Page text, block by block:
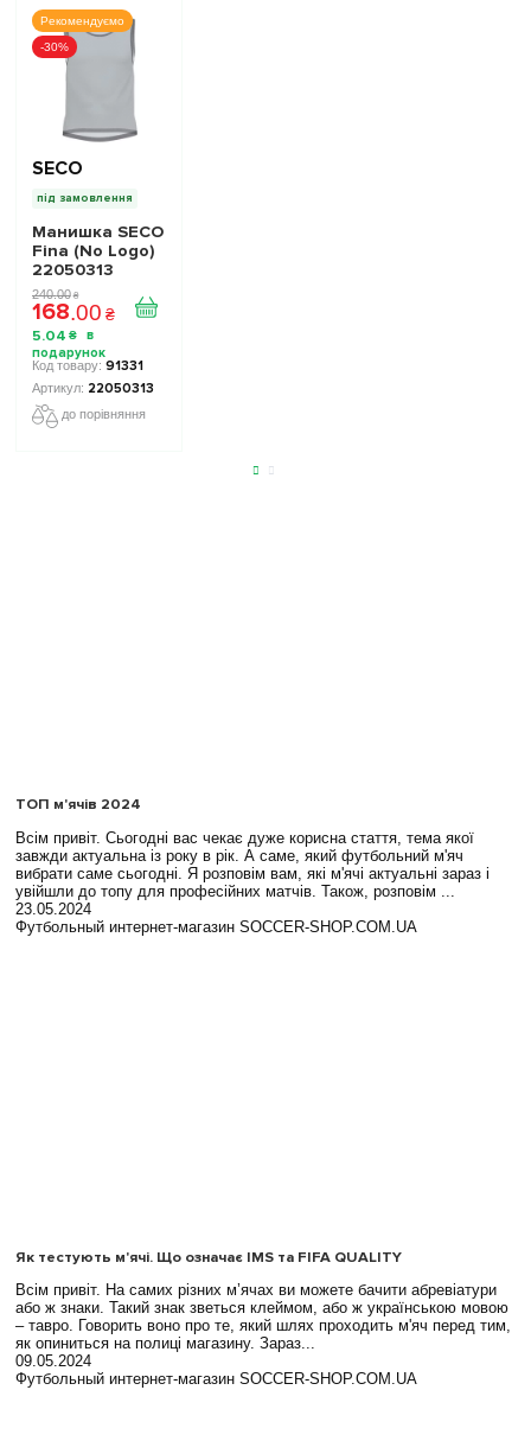
Рекомендуємо
-30%
SECO
під замовлення
Манишка SECO
Fina (No Logo)
22050313
колiр: сірий
240.00 ₴
168.00 ₴
5.04 ₴
91331
22050313
до порівняння
ТОП м'ячів 2024
Всім привіт. Сьогодні вас чекає дуже корисна стаття, тема якої
завжди актуальна із року в рік. А саме, який футбольний м'яч
вибрати саме сьогодні. Я розповім вам, які м'ячі актуальні зараз і
увійшли до топу для професійних матчів. Також, розповім ...
23.05.2024
Футбольный интернет-магазин SOCCER-SHOP.COM.UA
Як тестують м'ячі. Що означає IMS та FIFA QUALITY
Всім привіт. На самих різних м’ячах ви можете бачити абревіатури
або ж знаки. Такий знак зветься клеймом, або ж українською мовою
– тавро. Говорить воно про те, який шлях проходить м'яч перед тим,
як опиниться на полиці магазину. Зараз...
09.05.2024
Футбольный интернет-магазин SOCCER-SHOP.COM.UA